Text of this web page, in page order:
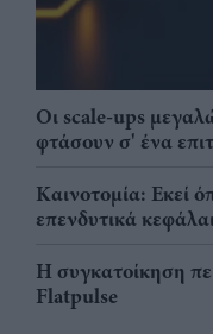
Οι scale-ups
φτάσουν σ' ένα
Καινοτομία: Εκεί
επενδυτικά
Η συγκατοίκηση
Flatpulse